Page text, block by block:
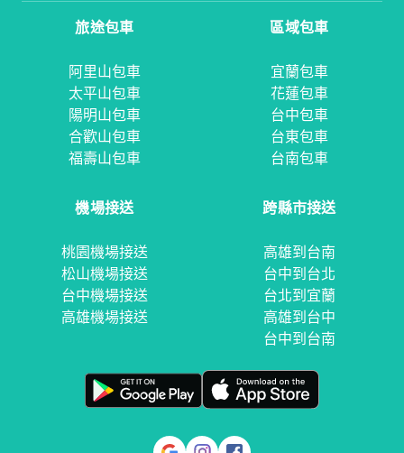
旅途包車
阿里山包車
太平山包車
陽明山包車
合歡山包車
福壽山包車
區域包車
宜蘭包車
花蓮包車
台中包車
台東包車
台南包車
機場接送
桃園機場接送
松山機場接送
台中機場接送
高雄機場接送
跨縣市接送
高雄到台南
台中到台北
台北到宜蘭
高雄到台中
台中到台南